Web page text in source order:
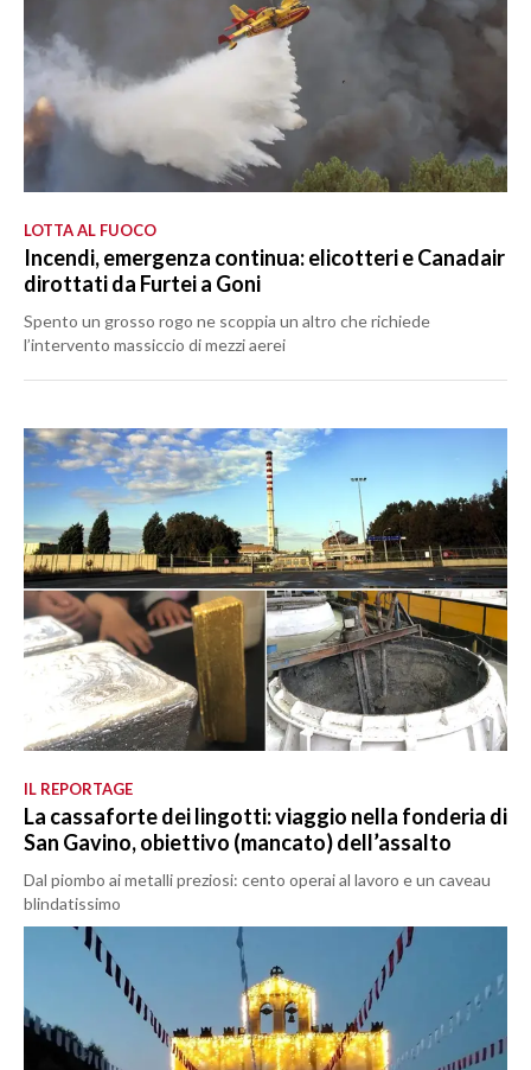
LOTTA AL FUOCO
Incendi, emergenza continua: elicotteri e Canadair
dirottati da Furtei a Goni
Spento un grosso rogo ne scoppia un altro che richiede
l’intervento massiccio di mezzi aerei
IL REPORTAGE
La cassaforte dei lingotti: viaggio nella fonderia di
San Gavino, obiettivo (mancato) dell’assalto
Dal piombo ai metalli preziosi: cento operai al lavoro e un caveau
blindatissimo